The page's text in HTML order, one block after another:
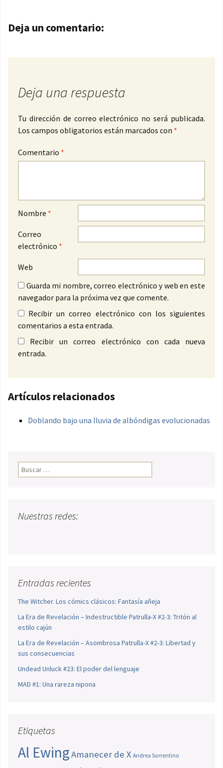
Navegación de entradas
Deja un comentario:
Deja una respuesta
Tu dirección de correo electrónico no será publicada.
Los campos obligatorios están marcados con *
Comentario *
Nombre *
Correo
electrónico *
Web
Guarda mi nombre, correo electrónico y web en este
navegador para la próxima vez que comente.
Recibir un correo electrónico con los siguientes
comentarios a esta entrada.
Recibir un correo electrónico con cada nueva
entrada.
Artículos relacionados
Doblando bajo una lluvia de albóndigas evolucionadas
Buscar:
Nuestras redes:
Entradas recientes
The Witcher. Los cómics clásicos: Fantasía añeja
La Era de Revelación – Indestructible Patrulla-X #2-3: Tritón al
estilo cajún
La Era de Revelación – Asombrosa Patrulla-X #2-3: Libertad y
sus consecuencias
Undead Unluck #23: El poder del lenguaje
MAD #1: Una rareza nipona
Etiquetas
Al EwingAmanecer de X Andrea Sorrentino